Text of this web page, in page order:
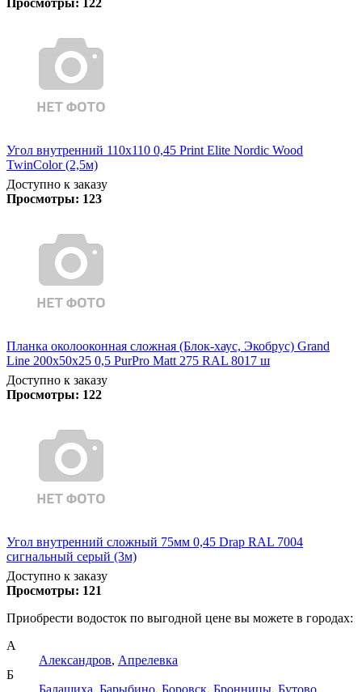
Угол внутренний 110х110 0,45 Print Elite Nordic Wood
TwinColor (2,5м)
Доступно к заказу
Просмотры: 123
Планка околооконная сложная (Блок-хаус, Экобрус) Grand
Line 200х50х25 0,5 PurPro Matt 275 RAL 8017 ш
Доступно к заказу
Просмотры: 122
Угол внутренний сложный 75мм 0,45 Drap RAL 7004
сигнальный серый (3м)
Доступно к заказу
Просмотры: 121
Приобрести водосток по выгодной цене вы можете в городах:
А
Александров, Апрелевка
Б
Балашиха, Барыбино, Боровск, Бронницы, Бутово